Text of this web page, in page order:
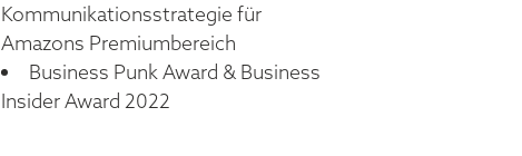
Kommunikationsstrategie für
Amazons Premiumbereich
Business Punk Award & Business
Insider Award 2022